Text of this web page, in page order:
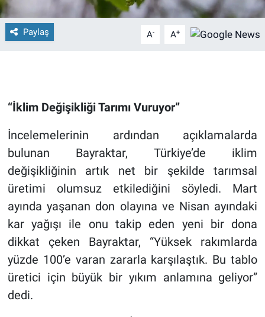
Paylaş A- A+
“İklim Değişikliği Tarımı Vuruyor”
İncelemelerinin ardından açıklamalarda
bulunan Bayraktar, Türkiye’de iklim
değişikliğinin artık net bir şekilde tarımsal
üretimi olumsuz etkilediğini söyledi. Mart
ayında yaşanan don olayına ve Nisan ayındaki
kar yağışı ile onu takip eden yeni bir dona
dikkat çeken Bayraktar, “Yüksek rakımlarda
yüzde 100’e varan zararla karşılaştık. Bu tablo
üretici için büyük bir yıkım anlamına geliyor”
dedi.